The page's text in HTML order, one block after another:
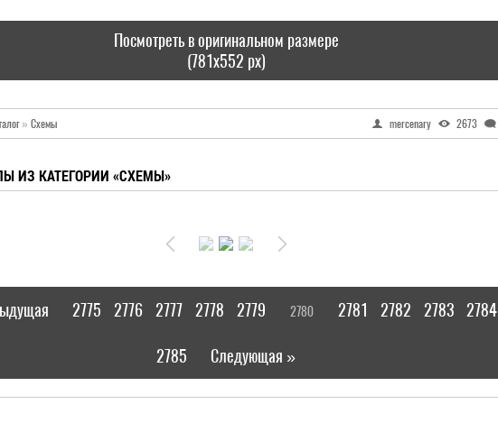
Посмотреть в оригинальном размере
(781x552 px)
» Схемы mercenary 2673
ИЗ КАТЕГОРИИ «СХЕМЫ»
2775 2776 2777 2778 2779 2780 2781 2782 2783 2784
2785 Следующая »